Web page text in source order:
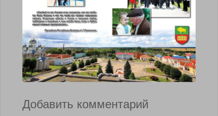
Добавить комментарий